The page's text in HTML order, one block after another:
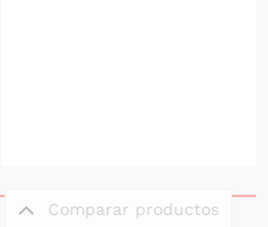
Comparar productos